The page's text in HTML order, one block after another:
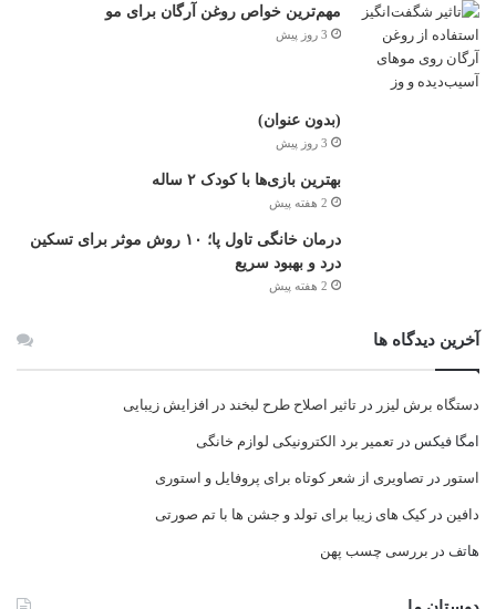
مهم‌ترین خواص روغن آرگان برای مو
3 روز پیش
(بدون عنوان)
3 روز پیش
بهترین بازی‌ها با کودک ۲ ساله
2 هفته پیش
درمان خانگی تاول پا؛ ۱۰ روش موثر برای تسکین
درد و بهبود سریع
2 هفته پیش
آخرین دیدگاه ها
دستگاه برش لیزر در تاثیر اصلاح طرح لبخند در افزایش زیبایی
امگا فیکس در تعمیر برد الکترونیکی لوازم خانگی
استور در تصاویری از شعر کوتاه برای پروفایل و استوری
دافین درکیک های زیبا برای تولد و جشن ها با تم صورتی
هاتف در بررسی چسب پهن